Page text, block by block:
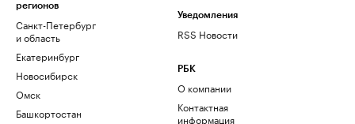
регионов
Санкт-Петербург
и область
Екатеринбург
Новосибирск
Омск
Башкортостан
Уведомления
RSS Новости
РБК
О компании
Контактная
информация